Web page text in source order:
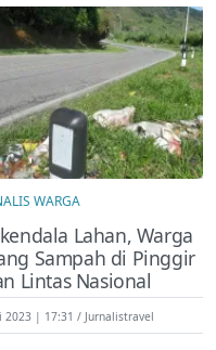
WARGA
Lahan, Warga
Sampah di Pinggir
Lintas Nasional
2023 | 17:31 Jurnalistravel